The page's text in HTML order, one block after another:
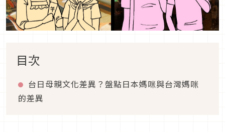
目次
台日母親文化差異？盤點日本媽咪與台灣媽咪
的差異